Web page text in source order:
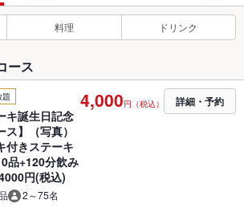
料理 ドリンク
ース
題
キ誕生日記念
ス】（写真）
付きステーキ
品+120分飲み
円(税込)
2～75名
4,000円（税込） 詳細・予約